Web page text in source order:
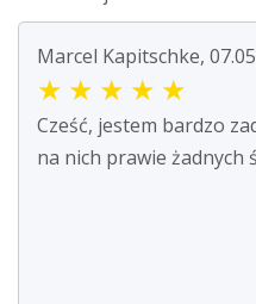
Marcel Kapitschke,
★ ★ ★ ★ ★
Cześć, jestem bardzo
na nich prawie żadnych